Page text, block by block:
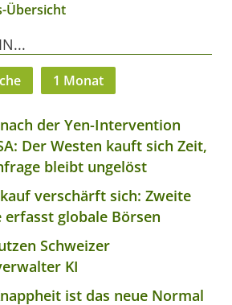
Übersicht
1 Monat
der Yen-Intervention
Der Westen kauft sich Zeit,
bleibt ungelöst
verschärft sich: Zweite
globale Börsen
Schweizer
KI
ist das neue Normal